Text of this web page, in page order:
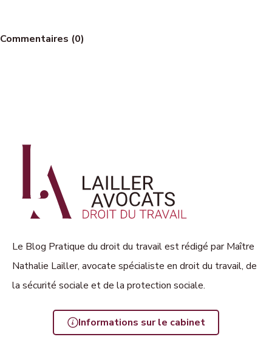
Commentaires (0)
Le Blog Pratique du droit du travail est rédigé par Maître
Nathalie Lailler, avocate spécialiste en droit du travail, de
la sécurité sociale et de la protection sociale.
Informations sur le cabinet